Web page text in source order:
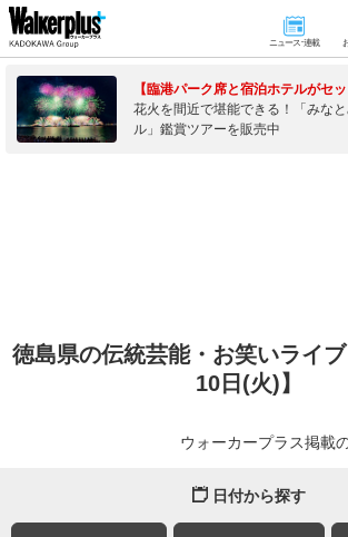
ニュース･連載
【臨港パーク席と宿泊ホテルがセッ
花火を間近で堪能できる！「みな
ル」鑑賞ツアーを販売中
徳島県の伝統芸能・お笑いライ
10日(火)】
ウォーカープラス掲載
日付から探す